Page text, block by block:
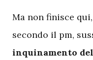
Ma non finisce
secondo il pm,
inquinamento